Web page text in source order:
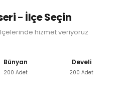
- İlçe Seçin
hizmet veriyoruz
Bünyan
200 Adet
Develi
200 Adet